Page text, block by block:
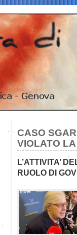
CASO
VIOLATO
L’ATTIVITA’
RUOLO DI